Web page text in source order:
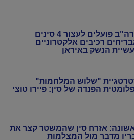
בארה"ב פועלים לעצור 4 סינים
רכיבים אלקטרוניים
הנשק באיראן
"שלוש המלחמות"
הפנדה של סין: פיירו טוצי
אזרח סין שהמשטר קצר את
מדבר מול המצלמות